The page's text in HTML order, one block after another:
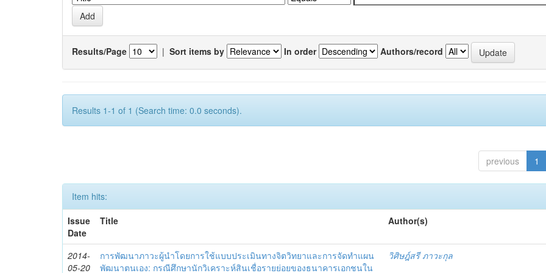
Results/Page | Sort items by In order Authors/record
Results 1-1 of 1 (Search time: 0.0 seconds).
previous 1
Item hits:
Issue
Date
Title Author(s)
2014-
05-20
การพัฒนาภาวะผู้นำโดยการใช้แบบประเมินทางจิตวิทยาและการจัดทำแผน
พัฒนาตนเอง: กรณีศึกษานักวิเคราะห์สินเชื่อรายย่อยของธนาคารเอกชนใน
วิศิษฎ์สรี ภาวะกุล